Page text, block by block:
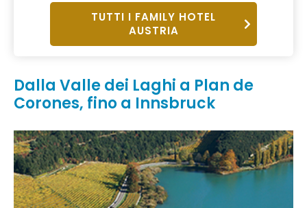
TUTTI I FAMILY HOTEL
AUSTRIA
Dalla Valle dei Laghi a Plan de
Corones, fino a Innsbruck